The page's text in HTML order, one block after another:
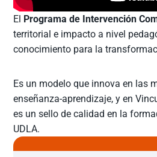
El Programa de Intervención
territorial e impacto a nivel
conocimiento para la
Es un modelo que innova en las
enseñanza-aprendizaje, y en
es un sello de calidad en la
UDLA.